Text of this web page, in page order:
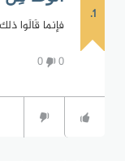
1.
فإنما قَالَوا
0
0